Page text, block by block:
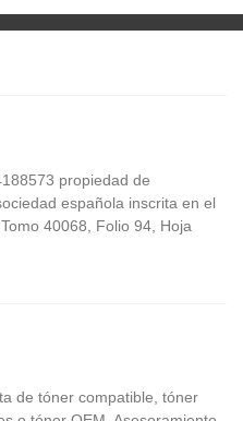
propiedad de
española inscrita en el
40068, Folio 94, Hoja
de tóner compatible, tóner